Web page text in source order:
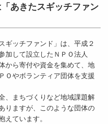
「あきたスギッチファン
ギッチファンド」は、平成２
加して設立したＮＰＯ法人
から寄付や資金を集めて、地
Ｏやボランティア団体を支援
、まちづくりなど地域課題解
りますが、このような団体の
えています。